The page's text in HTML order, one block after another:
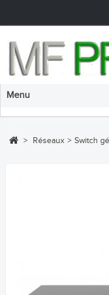
Menu
> Réseaux > Switch